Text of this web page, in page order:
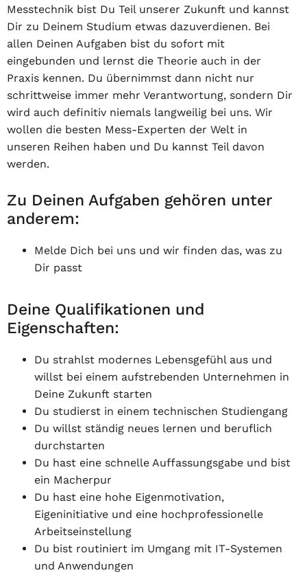
Messtechnik bist Du Teil unserer Zukunft und kannst
Dir zu Deinem Studium etwas dazuverdienen. Bei
allen Deinen Aufgaben bist du sofort mit
eingebunden und lernst die Theorie auch in der
Praxis kennen. Du übernimmst dann nicht nur
schrittweise immer mehr Verantwortung, sondern Dir
wird auch definitiv niemals langweilig bei uns. Wir
wollen die besten Mess-Experten der Welt in
unseren Reihen haben und Du kannst Teil davon
werden.
Zu Deinen Aufgaben gehören unter
anderem:
Melde Dich bei uns und wir finden das, was zu
Dir passt
Deine Qualifikationen und
Eigenschaften:
Du strahlst modernes Lebensgefühl aus und
willst bei einem aufstrebenden Unternehmen in
Deine Zukunft starten
Du studierst in einem technischen Studiengang
Du willst ständig neues lernen und beruflich
durchstarten
Du hast eine schnelle Auffassungsgabe und bist
ein Macherpur
Du hast eine hohe Eigenmotivation,
Eigeninitiative und eine hochprofessionelle
Arbeitseinstellung
Du bist routiniert im Umgang mit IT-Systemen
und Anwendungen